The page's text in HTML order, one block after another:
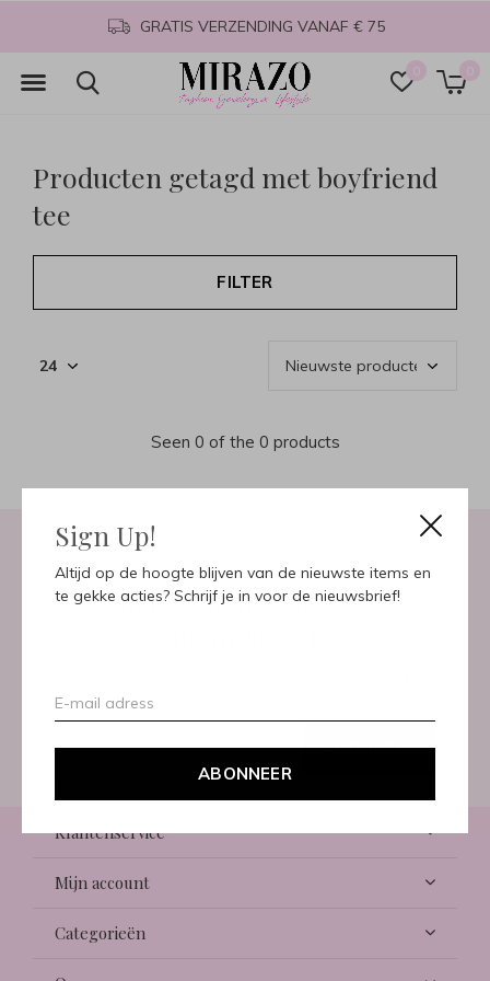
Sign Up!
Altijd op de hoogte blijven van de nieuwste items en
te gekke acties? Schrijf je in voor de nieuwsbrief!
ABONNEER
0 0
GRATIS VERZENDING VANAF € 75
Producten getagd met boyfriend
tee
FILTER
Seen 0 of the 0 products
Meld je aan voor onze
ABONNEER
Klantenservice
Mijn account
Categorieën